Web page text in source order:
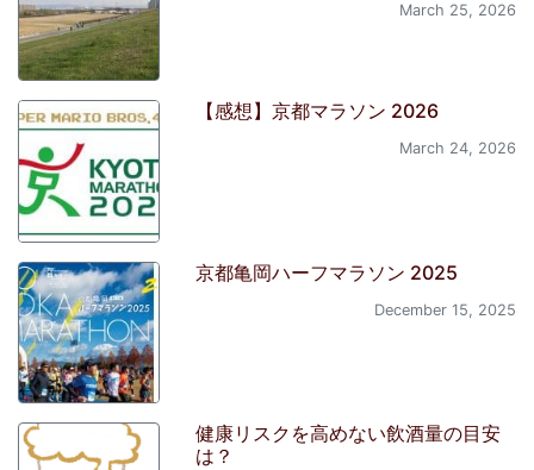
March 25, 2026
【感想】京都マラソン 2026
March 24, 2026
京都亀岡ハーフマラソン 2025
December 15, 2025
健康リスクを高めない飲酒量の目安
は？